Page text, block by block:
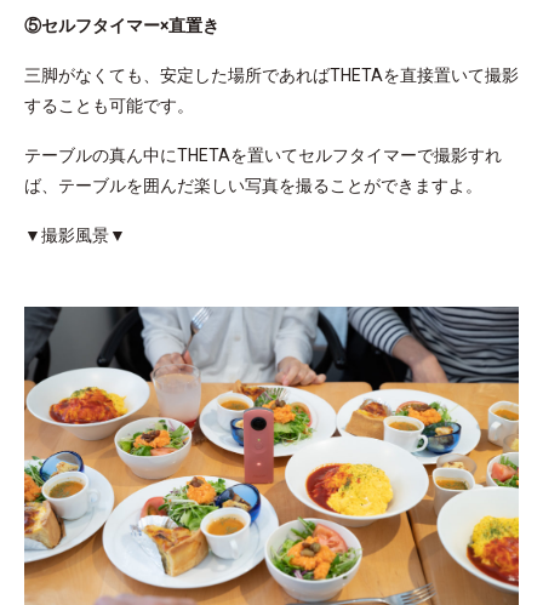
⑤セルフタイマー×直置き
三脚がなくても、安定した場所であればTHETAを直接置いて撮影
することも可能です。
テーブルの真ん中にTHETAを置いてセルフタイマーで撮影すれ
ば、テーブルを囲んだ楽しい写真を撮ることができますよ。
▼撮影風景▼